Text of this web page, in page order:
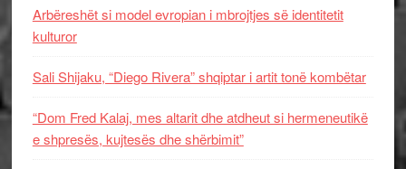
Arbëreshët si model evropian i mbrojtjes së identitetit
kulturor
Sali Shijaku, “Diego Rivera” shqiptar i artit tonë kombëtar
“Dom Fred Kalaj, mes altarit dhe atdheut si hermeneutikë
e shpresës, kujtesës dhe shërbimit”